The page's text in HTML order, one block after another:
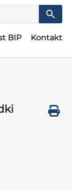
BIP Kontakt